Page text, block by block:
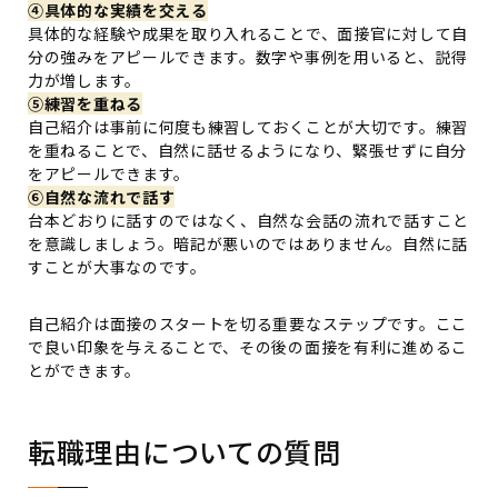
④具体的な実績を交える
具体的な経験や成果を取り入れることで、面接官に対して自
分の強みをアピールできます。数字や事例を用いると、説得
力が増します。
⑤練習を重ねる
自己紹介は事前に何度も練習しておくことが大切です。練習
を重ねることで、自然に話せるようになり、緊張せずに自分
をアピールできます。
⑥自然な流れで話す
台本どおりに話すのではなく、自然な会話の流れで話すこと
を意識しましょう。暗記が悪いのではありません。自然に話
すことが大事なのです。
自己紹介は面接のスタートを切る重要なステップです。ここ
で良い印象を与えることで、その後の面接を有利に進めるこ
とができます。
転職理由についての質問